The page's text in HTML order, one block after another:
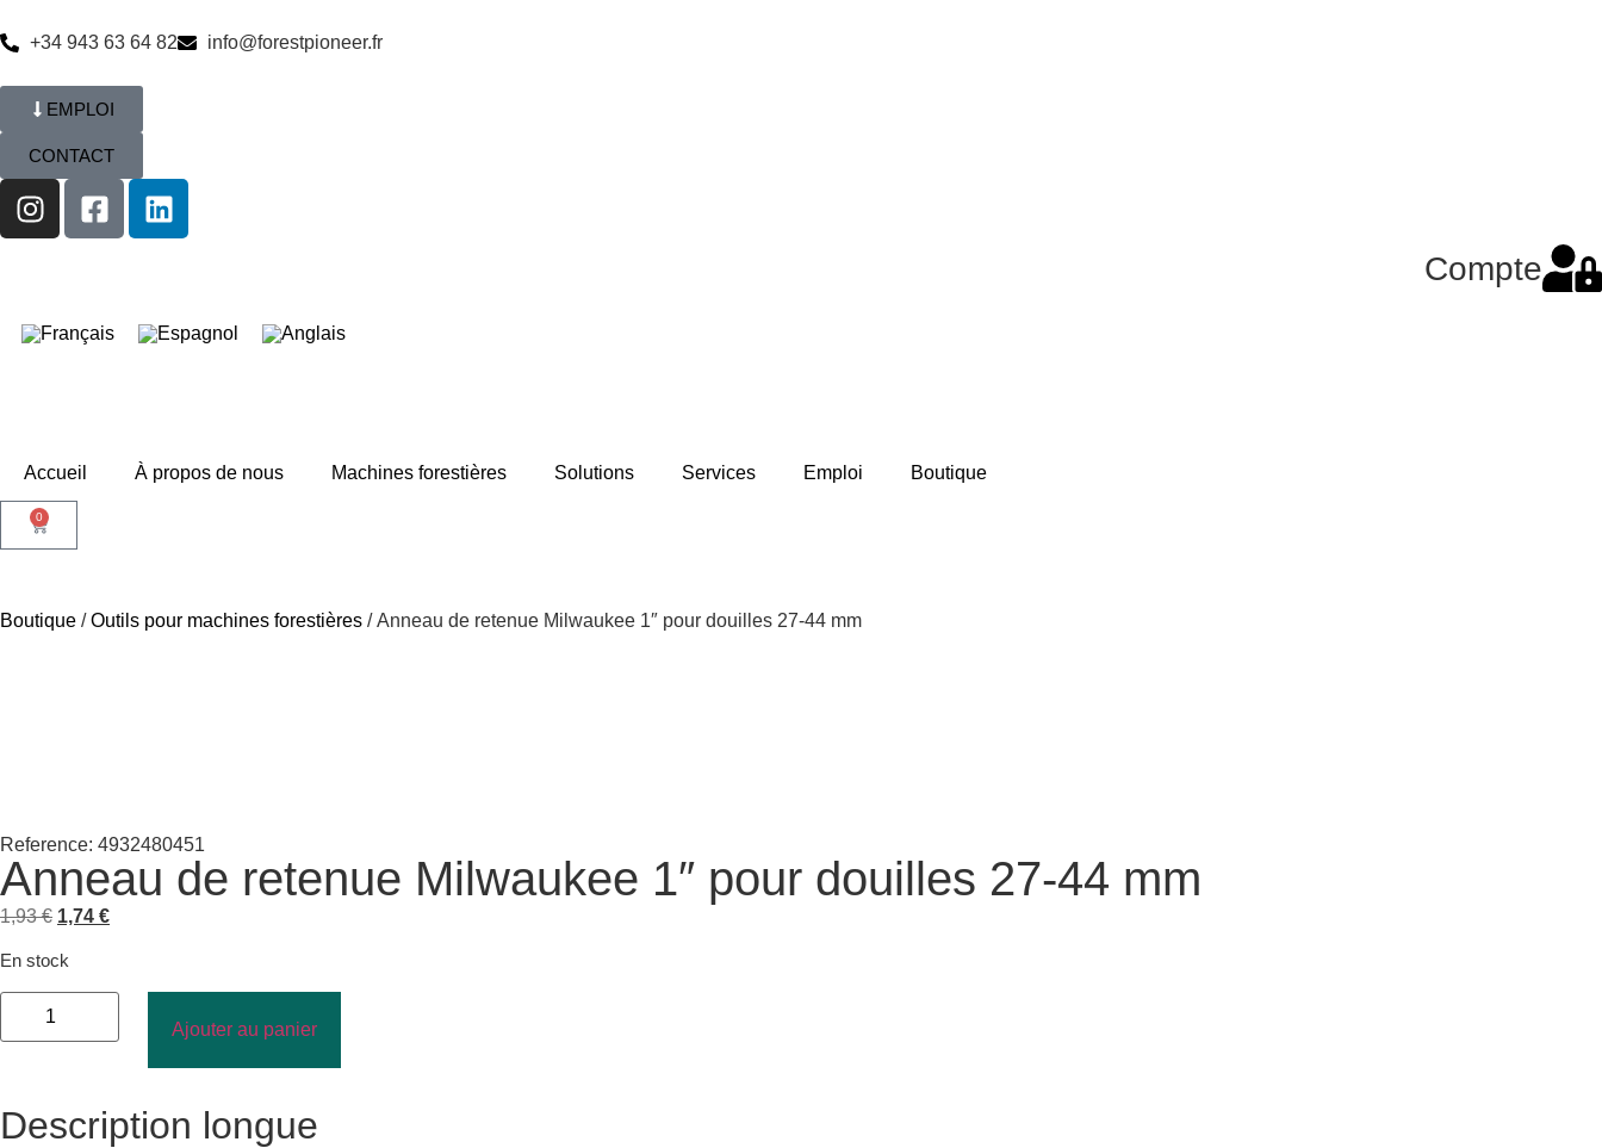
+34 943 63 64 82 info@forestpioneer.fr
EMPLOI
CONTACT
Compte
Accueil À propos de nous Machines forestières Solutions Services Emploi Boutique
0
Boutique /Outils pour machines forestières / Anneau de retenue Milwaukee 1″ pour douilles 27-44 mm
Reference: 4932480451
Anneau de retenue Milwaukee 1″ pour douilles 27-44 mm
1,93€ 1,74 €
En stock
Ajouter au panier
Description longue